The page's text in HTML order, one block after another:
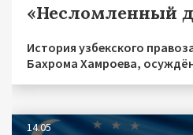
«Несломленный
История узбекского
Бахрома Хамроева,
14.05